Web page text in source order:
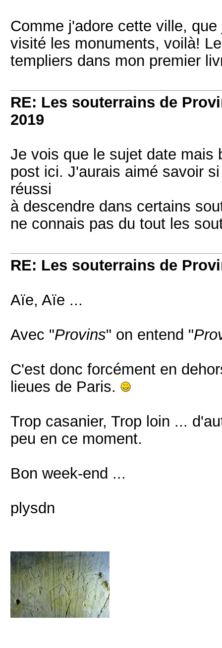
Comme j'adore cette ville,
visité les monuments, voilà!
templiers dans mon premier
RE: Les souterrains de
2019
Je vois que le sujet date mais
post ici. J'aurais aimé savoir
réussi
à descendre dans certains
ne connais pas du tout les
RE: Les souterrains de
Aïe, Aïe ...
Avec "Provins" on entend "
C'est donc forcément en
lieues de Paris.
Trop casanier, Trop loin ...
peu en ce moment.
Bon week-end ...
plysdn